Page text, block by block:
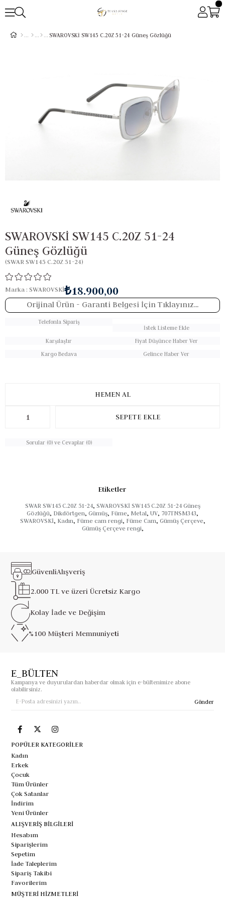
SWAROVSKİ SW145 C.20Z 51-24 Güneş Gözlüğü
SWAROVSKİ SW145 C.20Z 51-24
Güneş Gözlüğü
(SWAR SW145 C.20Z 51-24)
Marka : SWAROVSKİ₺18.900,00
Orijinal Ürün - Garanti Belgesi İçin Tıklayınız...
Telefonla Sipariş
İstek Listeme Ekle
Karşılaştır
Fiyat Düşünce Haber Ver
Kargo Bedava
Gelince Haber Ver
Sorular (0) ve Cevaplar (0)
Etiketler
SWAR SW145 C.20Z 51-24, SWAROVSKİ SW145 C.20Z 51-24 Güneş
Gözlüğü, Dikdörtgen, Gümüş, Füme, Metal, UV, 707TNSM343,
SWAROVSKİ, Kadın, Füme cam rengi, Füme Cam, Gümüş Çerçeve,
Gümüş Çerçeve rengi,
GüvenliAlışveriş
2.000 TL ve üzeriÜcretsiz Kargo
Kolay İade ve Değişim
%100 Müşteri Memnuniyeti
E_BÜLTEN
Kampanya ve duyurulardan haberdar olmak için e-bültenimize abone
olabilirsiniz.
Gönder
POPÜLER KATEGORİLER
Kadın
Erkek
Çocuk
Tüm Ürünler
Çok Satanlar
İndirim
Yeni Ürünler
ALIŞVERİŞ BİLGİLERİ
Hesabım
Siparişlerim
Sepetim
İade Taleplerim
Sipariş Takibi
Favorilerim
MÜŞTERİ HİZMETLERİ